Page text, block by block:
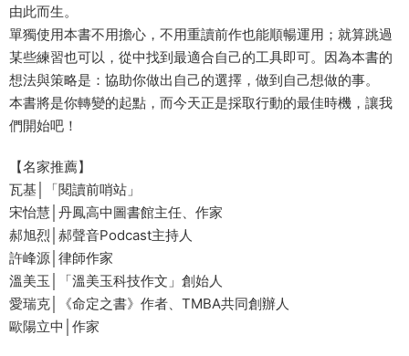
由此而生。
單獨使用本書不用擔心，不用重讀前作也能順暢運用；就算跳過
某些練習也可以，從中找到最適合自己的工具即可。因為本書的
想法與策略是：協助你做出自己的選擇，做到自己想做的事。
本書將是你轉變的起點，而今天正是採取行動的最佳時機，讓我
們開始吧！
【名家推薦】
瓦基│「閱讀前哨站」
宋怡慧│丹鳳高中圖書館主任、作家
郝旭烈│郝聲音Podcast主持人
許峰源│律師作家
溫美玉│「溫美玉科技作文」創始人
愛瑞克│《命定之書》作者、TMBA共同創辦人
歐陽立中│作家